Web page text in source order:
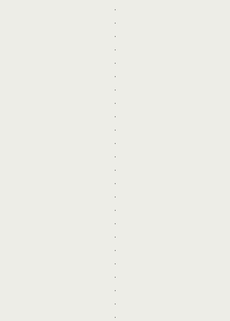
.
.
.
.
.
.
.
.
.
.
.
.
.
.
.
.
.
.
.
.
.
.
.
.